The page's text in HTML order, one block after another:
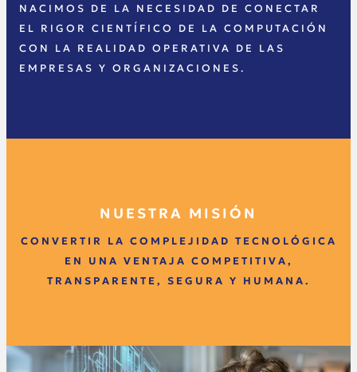
NACIMOS DE LA NECESIDAD DE CONECTAR
EL RIGOR CIENTÍFICO DE LA COMPUTACIÓN
CON LA REALIDAD OPERATIVA DE LAS
EMPRESAS Y ORGANIZACIONES.
NUESTRA MISIÓN
CONVERTIR LA COMPLEJIDAD TECNOLÓGICA
EN UNA VENTAJA COMPETITIVA,
TRANSPARENTE, SEGURA Y HUMANA.